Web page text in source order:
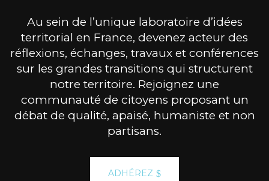
Au sein de l’unique laboratoire d’idées
territorial en France, devenez acteur des
réflexions, échanges, travaux et conférences
sur les grandes transitions qui structurent
notre territoire. Rejoignez une
communauté de citoyens proposant un
débat de qualité, apaisé, humaniste et non
partisans.
ADHÉREZ